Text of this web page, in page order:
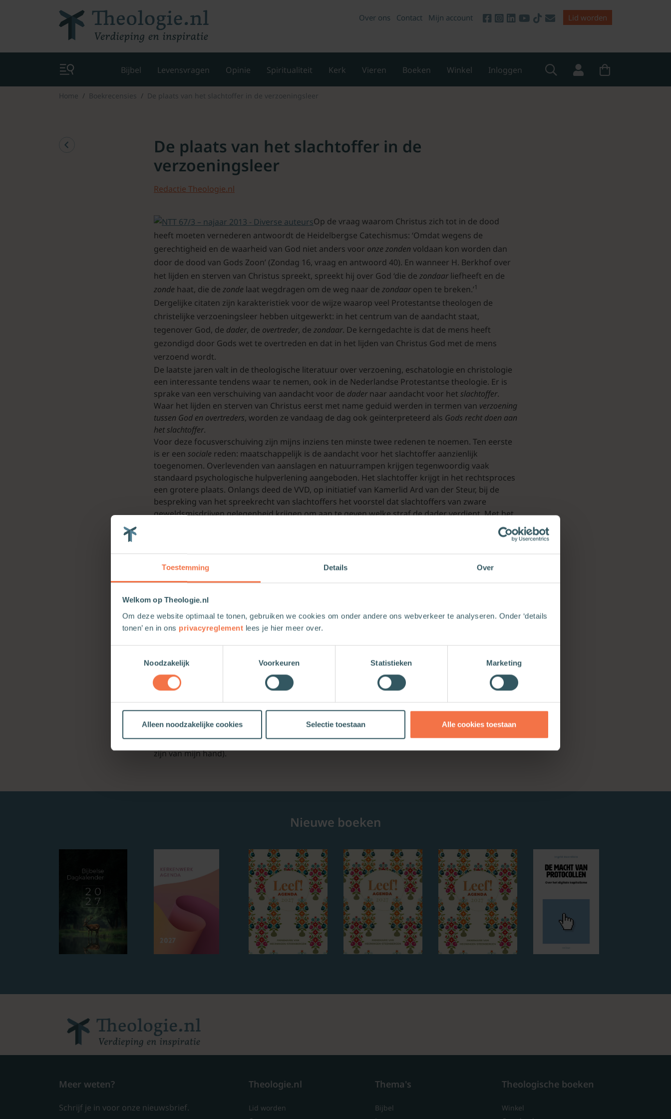
Toestemming Details Over
Welkom op Theologie.nl
Om deze website optimaal te tonen, gebruiken we cookies om onder andere ons webverkeer te analyseren. Onder ‘details
tonen’ en in ons privacyreglement lees je hier meer over.
Noodzakelijk
Voorkeuren Statistieken Marketing
Alleen noodzakelijke cookies Selectie toestaan Alle cookies toestaan
Over ons Contact Mijn account Lid worden
Bijbel Levensvragen Opinie Spiritualiteit Kerk Vieren Boeken Winkel Inloggen
Home Boekrecensies De plaats van het slachtoffer in de verzoeningsleer
De plaats van het slachtoffer in de
verzoeningsleer
Redactie Theologie.nl
Op de vraag waarom Christus zich tot in de dood
heeft moeten vernederen antwoordt de Heidelbergse Catechismus: ‘Omdat wegens de
gerechtigheid en de waarheid van God niet anders voor onze zonden voldaan kon worden dan
door de dood van Gods Zoon’ (Zondag 16, vraag en antwoord 40). En wanneer H. Berkhof over
het lijden en sterven van Christus spreekt, spreekt hij over God ‘die de zondaarliefheeft en de
zonde haat, die de zonde laat wegdragen om de weg naar de zondaaropen te breken.’1
Dergelijke citaten zijn karakteristiek voor de wijze waarop veel Protestantse theologen de
christelijke verzoeningsleer hebben uitgewerkt: in het centrum van de aandacht staat,
tegenover God, de dader, de overtreder, de zondaar. De kerngedachte is dat de mens heeft
gezondigd door Gods wet te overtreden en dat in het lijden van Christus God met de mens
verzoend wordt.
De laatste jaren valt in de theologische literatuur over verzoening, eschatologie en christologie
een interessante tendens waar te nemen, ook in de Nederlandse Protestantse theologie. Er is
sprake van een verschuiving van aandacht voor de dadernaar aandacht voor het slachtoffer.
Waar het lijden en sterven van Christus eerst met name geduid werden in termen van verzoening
tussen God en overtreders, worden ze vandaag de dag ook geïnterpreteerd als Gods recht doen aan
het slachtoffer.
Voor deze focusverschuiving zijn mijns inziens ten minste twee redenen te noemen. Ten eerste
is er een sociale reden: maatschappelijk is de aandacht voor het slachtoffer aanzienlijk
toegenomen. Overlevenden van aanslagen en natuurrampen krijgen tegenwoordig vaak
standaard psychologische hulpverlening aangeboden. Het slachtoffer krijgt in het rechtsproces
een grotere plaats. Onlangs deed de VVD, op initiatief van Kamerlid Ard van der Steur, bij de
bespreking van het spreekrecht van slachtoffers het voorstel dat slachtoffers van zware
geweldsmisdrijven gelegenheid krijgen om aan te geven welke straf de dader verdient. Met het
Rooms Katholieke misbruikschandaal is de rol van het slachtoffer ook prominent op de agenda
problemen in de verzoeningsleer oplost. Zo denken enkelen dat de diepste reden voor het
lijden en sterven van Christus was dat Godrecht wil doen aan het slachtoffer; God moest als heer
en eigenaar van de schepping
Beide zijn mijns inziens goede redenen om de rol van het slachtoffer in de christelijke
verzoeningsleer te heroverwegen. In dit artikel analyseer en evalueer ik twee recente pogingen
om het slachtoffer een centrale plaats te geven in de verzoeningsleer, die van A. van de Beek, die
meent dat God zelf de schuld op zich nam en daardoor dader werd (§ 2), en die van A.H. van
Veluw, die verdedigt dat God als eigenaar van de kosmos zakelijk verantwoordelijk is voor wat
er binnen zijn schepping gebeurt (§ 3). In de laatste sectie presenteer ik een eigen voorstel. Ik
noem dit een christologisch model, omdat hierin gedacht wordt vanuit Christus als het ultieme
slachtoffer (§ 4).
1. H. Berkhof,Christelijk geloof: Een inleiding tot de geloofsleer, Nijkerk 1985, 301 (de cursiveringen
zijn van mijn hand).
Nieuwe boeken
Meer weten?
Schrijf je in voor onze nieuwsbrief.
Theologie.nl
Lid worden
Thema's
Bijbel
Theologische boeken
Winkel